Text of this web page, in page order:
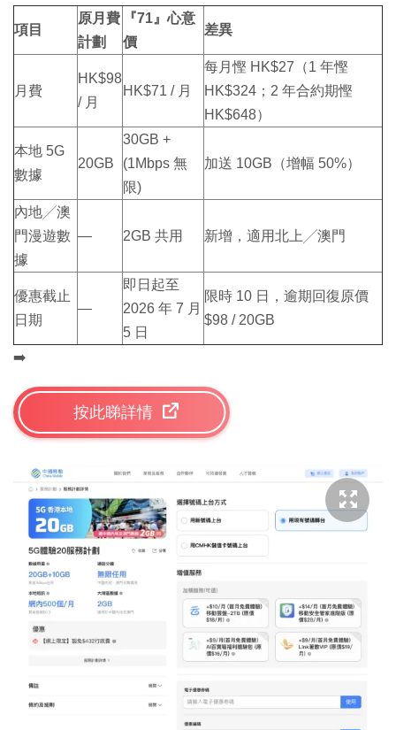
項目
原月費
計劃
『71』心意
價
差異
月費
HK$98
/ 月
HK$71 / 月
每月慳 HK$27（1 年慳
HK$324；2 年合約期慳
HK$648）
本地 5G
數據
20GB
30GB +
(1Mbps 無
限)
加送 10GB（增幅 50%）
內地╱澳
門漫遊數
據
— 2GB 共用 新增，適用北上╱澳門
優惠截止
日期
—
即日起至
2026 年 7 月
5 日
限時 10 日，逾期回復原價
$98 / 20GB
➡️
按此睇詳情